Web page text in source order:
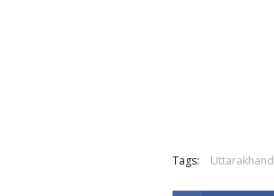
Tags: Uttarakhand